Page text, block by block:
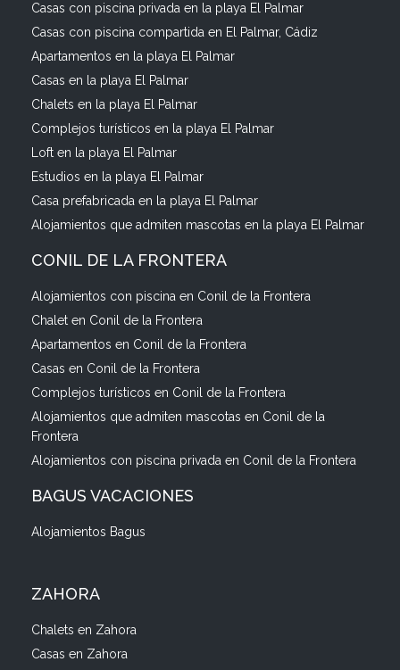
Casas con piscina privada en la playa El Palmar
Casas con piscina compartida en El Palmar, Cádiz
Apartamentos en la playa El Palmar
Casas en la playa El Palmar
Chalets en la playa El Palmar
Complejos turísticos en la playa El Palmar
Loft en la playa El Palmar
Estudios en la playa El Palmar
Casa prefabricada en la playa El Palmar
Alojamientos que admiten mascotas en la playa El Palmar
CONIL DE LA FRONTERA
Alojamientos con piscina en Conil de la Frontera
Chalet en Conil de la Frontera
Apartamentos en Conil de la Frontera
Casas en Conil de la Frontera
Complejos turísticos en Conil de la Frontera
Alojamientos que admiten mascotas en Conil de la
Frontera
Alojamientos con piscina privada en Conil de la Frontera
BAGUS VACACIONES
Alojamientos Bagus
ZAHORA
Chalets en Zahora
Casas en Zahora